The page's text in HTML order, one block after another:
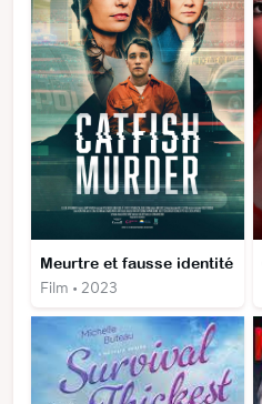
Meurtre et fausse identité
Film • 2023